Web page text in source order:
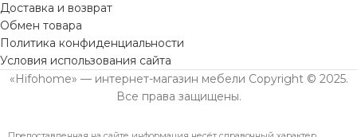
Доставка и возврат
Обмен товара
Политика конфиденциальности
Условия использования сайта
«Hifohome» — интернет-магазин мебели Copyright © 2025.
Все права защищены.